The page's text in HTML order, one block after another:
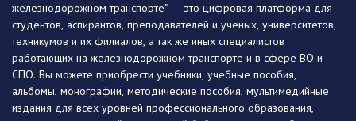
железнодорожном транспорте" — это цифровая платформа для
студентов, аспирантов, преподавателей и ученых, университетов,
техникумов и их филиалов, а так же иных специалистов
работающих на железнодорожном транспорте и в сфере ВО и
СПО. Вы можете приобрести учебники, учебные пособия,
альбомы, монографии, методические пособия, мультимедийные
издания для всех уровней профессионального образования,